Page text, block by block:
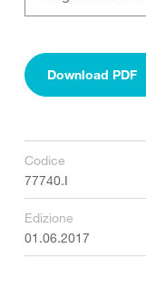
Download PDF
Codice
77740.I
Edizione
01.06.2017